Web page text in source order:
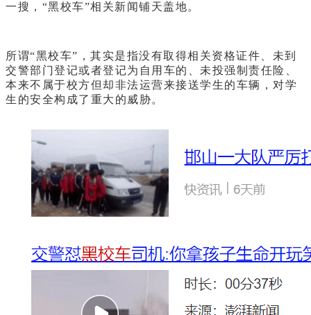
一搜，“黑校车”相关新闻铺天盖地。
所谓“黑校车”，其实是指没有取得相关资格证件、未到
交警部门登记或者登记为自用车的、未投强制责任险、
本来不属于校方但却非法运营来接送学生的车辆，对学
生的安全构成了重大的威胁。